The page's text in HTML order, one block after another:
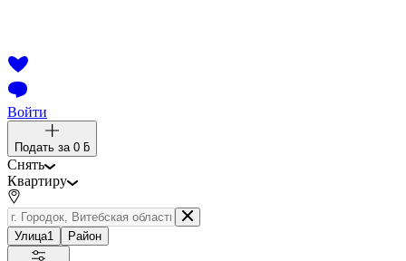
Войти
Подать за 0 ƃ
Снять
Квартиру
Улица1 Район